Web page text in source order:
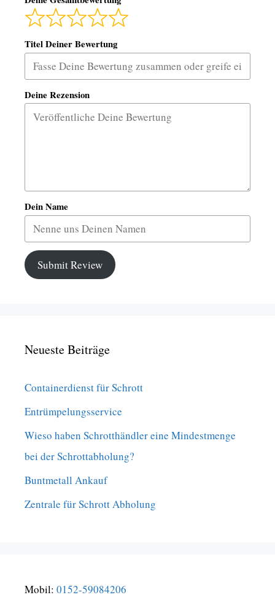
Titel Deiner Bewertung
Deine Rezension
Dein Name
Submit Review
Neueste Beiträge
Containerdienst für Schrott
Entrümpelungsservice
Wieso haben Schrotthändler eine Mindestmenge
bei der Schrottabholung?
Buntmetall Ankauf
Zentrale für Schrott Abholung
Mobil: 0152-59084206